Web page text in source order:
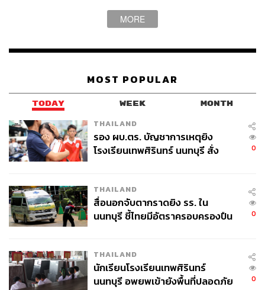
361
ABOUT THE AUTHOR
บล.อินโนเวสท์ เอกซ์
MORE
MOST POPULAR
TODAY WEEK MONTH
THAILAND
รอง ผบ.ตร. บัญชาการเหตุยิง
โรงเรียนเทพศิรินทร์ นนทบุรี สั่ง
0
THAILAND
สื่อนอกจับตากราดยิง รร. ใน
นนทบุรี ชี้ไทยมีอัตราครอบครองปืน
0
THAILAND
นักเรียนโรงเรียนเทพศิรินทร์
นนทบุรี อพยพเข้ายังพื้นที่ปลอดภัย
0